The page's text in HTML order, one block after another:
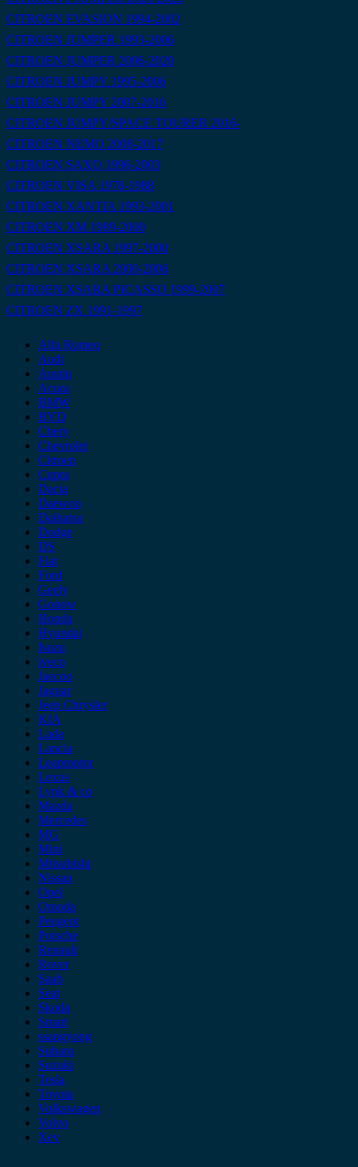
CITROEN EVASION 1994-2002
CITROEN JUMPER 1993-2006
CITROEN JUMPER 2006-2020
CITROEN JUMPY 1995-2006
CITROEN JUMPY 2007-2016
CITROEN JUMPY/SPACE TOURER 2016-
CITROEN NEMO 2008-2017
CITROEN SAXO 1996-2003
CITROEN VISA 1978-1988
CITROEN XANTIA 1993-2001
CITROEN XM 1989-2000
CITROEN XSARA 1997-2000
CITROEN XSARA 2000-2006
CITROEN XSARA PICASSO 1999-2007
CITROEN ZX 1991-1997
Alfa Romeo
Audi
Austin
Acura
BMW
BYD
Chery
Chevrolet
Citroen
Cupra
Dacia
Daewoo
Daihatsu
Dodge
DS
Fiat
Ford
Geely
Gonow
Honda
Hyundai
Isuzu
iveco
Jaecoo
Jaguar
Jeep Chrysler
KIA
Lada
Lancia
Leapmotor
Lexus
Lynk & co
Mazda
Mercedes
MG
Mini
Mitsubishi
Nissan
Opel
Omoda
Peugeot
Porsche
Renault
Rover
Saab
Seat
Skoda
Smart
ssangyong
Subaru
Suzuki
Tesla
Toyota
Volkswagen
Volvo
Xev